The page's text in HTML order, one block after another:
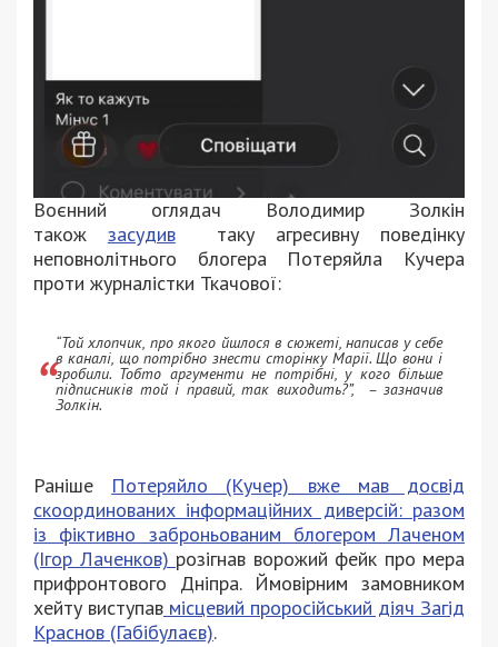
Воєнний оглядач Володимир Золкін
також засудивтаку агресивну поведінку
неповнолітнього блогера Потеряйла Кучера
проти журналістки Ткачової:
“Той хлопчик, про якого йшлося в сюжеті, написав у себе
в каналі, що потрібно знести сторінку Марії. Що вони і
зробили. Тобто аргументи не потрібні, у кого більше
підписників той і правий, так виходить?”, – зазначив
Золкін.
Раніше Потеряйло (Кучер) вже мав досвід
скоординованих інформаційних диверсій: разом
із фіктивно заброньованим блогером Лаченом
(Ігор Лаченков) розігнав ворожий фейк про мера
прифронтового Дніпра. Ймовірним замовником
хейту виступав місцевий проросійський діяч Загід
Краснов (Габібулаєв).